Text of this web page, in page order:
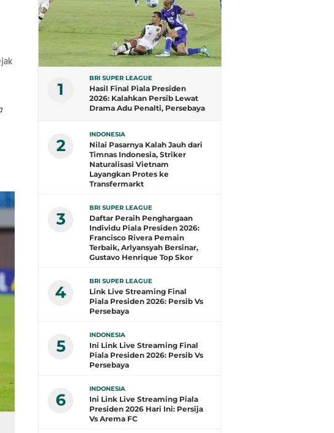
1
BRI SUPER LEAGUE
Hasil Final Piala Presiden
2026: Kalahkan Persib Lewat
Drama Adu Penalti, Persebaya
2
INDONESIA
Nilai Pasarnya Kalah Jauh dari
Timnas Indonesia, Striker
Naturalisasi Vietnam
Layangkan Protes ke
Transfermarkt
3
BRI SUPER LEAGUE
Daftar Peraih Penghargaan
Individu Piala Presiden 2026:
Francisco Rivera Pemain
Terbaik, Arlyansyah Bersinar,
Gustavo Henrique Top Skor
4
BRI SUPER LEAGUE
Link Live Streaming Final
Piala Presiden 2026: Persib Vs
Persebaya
5
INDONESIA
Ini Link Live Streaming Final
Piala Presiden 2026: Persib Vs
Persebaya
6
INDONESIA
Ini Link Live Streaming Piala
Presiden 2026 Hari Ini: Persija
Vs Arema FC